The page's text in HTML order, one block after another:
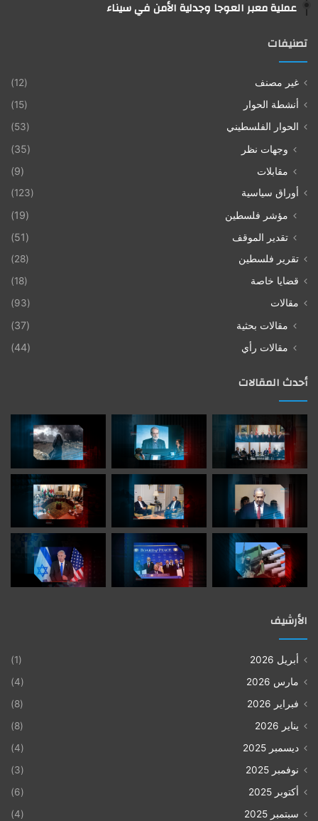
عملية معبر العوجا وجدلية الأمن في سيناء
تصنيفات
غير مصنف
(12)
أنشطة الحوار
(15)
الحوار الفلسطيني
(53)
وجهات نظر
(35)
مقابلات
(9)
أوراق سياسية (123)
مؤشر فلسطين
(19)
تقدير الموقف
(51)
تقرير فلسطين
(28)
قضايا خاصة
(18)
مقالات
(93)
مقالات بحثية
(37)
مقالات رأي
(44)
أحدث المقالات
الأرشيف
أبريل 2026
(1)
مارس 2026
(4)
فبراير 2026
(8)
يناير 2026
(8)
ديسمبر 2025
(4)
نوفمبر 2025
(3)
أكتوبر 2025
(6)
سبتمبر 2025
(4)